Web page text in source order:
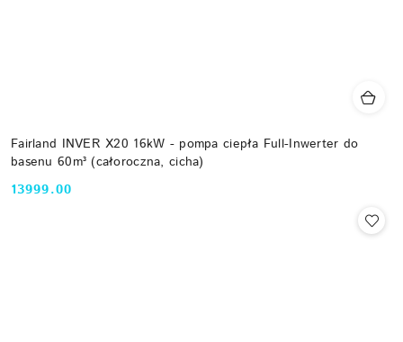
Fairland INVER X20 16kW - pompa ciepła Full-Inwerter do
basenu 60m³ (całoroczna, cicha)
Cena:
13999.00